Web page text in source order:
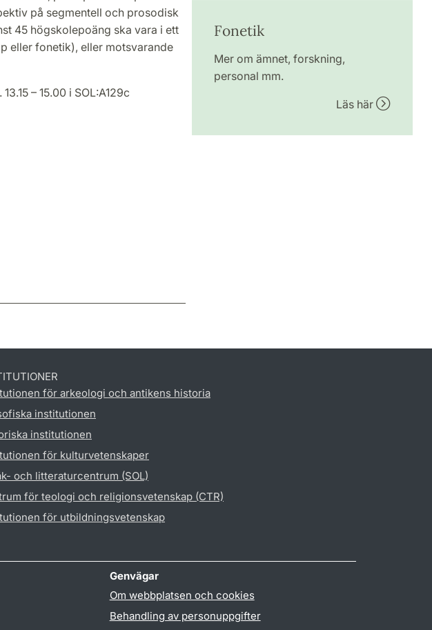
på segmentell och prosodisk
45 högskolepoäng ska vara i ett
eller fonetik), eller motsvarande
– 15.00 i SOL:A129c
Fonetik
Mer om ämnet, forskning,
personal mm.
Läs här
för arkeologi och antikens historia
institutionen
institutionen
för kulturvetenskaper
och litteraturcentrum (SOL)
för teologi och religionsvetenskap (CTR)
för utbildningsvetenskap
Genvägar
Om webbplatsen och cookies
Behandling av personuppgifter